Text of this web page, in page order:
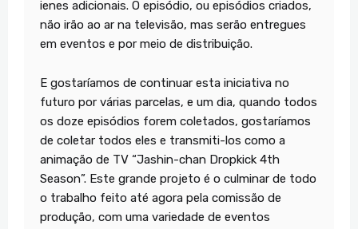
ienes adicionais. O episódio, ou episódios criados,
não irão ao ar na televisão, mas serão entregues
em eventos e por meio de distribuição.
E gostaríamos de continuar esta iniciativa no
futuro por várias parcelas, e um dia, quando todos
os doze episódios forem coletados, gostaríamos
de coletar todos eles e transmiti-los como a
animação de TV “Jashin-chan Dropkick 4th
Season”. Este grande projeto é o culminar de todo
o trabalho feito até agora pela comissão de
produção, com uma variedade de eventos